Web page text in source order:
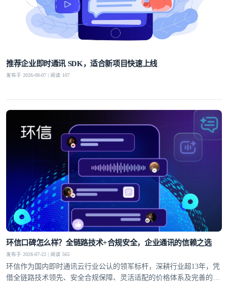
推荐企业即时通讯 SDK，适合新项目快速上线
发布于 2026-08-07 | 阅读 107
环信口碑怎么样？全链路技术+合规安全，企业通讯的信赖之选
发布于 2026-07-22 | 阅读 565
环信作为国内即时通讯云行业公认的领军标杆，深耕行业超13年，凭
借全链路技术领先、安全合规保障、灵活适配的价格体系及完善的全